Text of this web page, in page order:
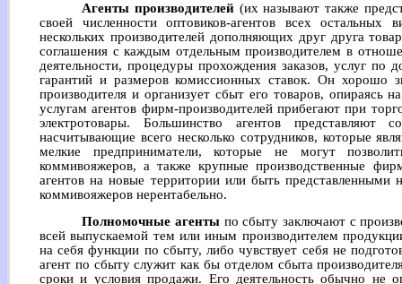
Агенты производителей(их называют также
своей численности оптовиков-агентов всех остальных
нескольких производителей дополняющих друг друга
соглашения с каждым отдельным производителем в
деятельности, процедуры прохождения заказов, услуг по
гарантий и размеров комиссионных ставок. Он хорошо
производителя и организует сбыт его товаров, опираясь
услугам агентов фирм-производителей прибегают при
электротовары. Большинство агентов представляют
насчитывающие всего несколько сотрудников, которые
мелкие предприниматели, которые не могут
коммивояжеров, а также крупные производственные
агентов на новые территории или быть представленными
коммивояжеров нерентабельно.
Полномочные агентыпо сбыту заключают с
всей выпускаемой тем или иным производителем
на себя функции по сбыту, либо чувствует себя не
агент по сбыту служит как бы отделом сбыта
сроки и условия продажи. Его деятельность обычно не